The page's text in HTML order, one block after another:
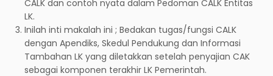
CALK dan contoh nyata dalam Pedoman CALK Entitas
LK.
Inilah inti makalah ini ; Bedakan tugas/fungsi CALK
dengan Apendiks, Skedul Pendukung dan Informasi
Tambahan LK yang diletakkan setelah penyajian CAK
sebagai komponen terakhir LK Pemerintah.